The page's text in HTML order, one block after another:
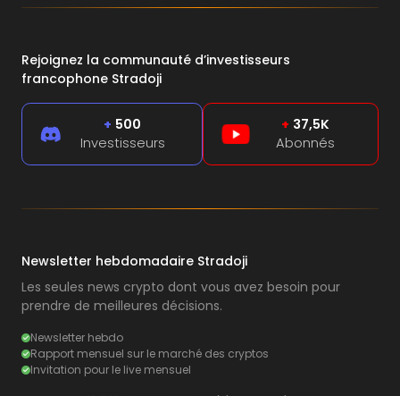
Rejoignez la communauté d’investisseurs
francophone Stradoji
+ 500
Investisseurs
+ 37,5K
Abonnés
Newsletter hebdomadaire Stradoji
Les seules news crypto dont vous avez besoin pour
prendre de meilleures décisions.
Newsletter hebdo
Rapport mensuel sur le marché des cryptos
Invitation pour le live mensuel